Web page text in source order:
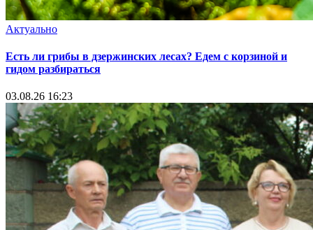
Актуально
Есть ли грибы в дзержинских лесах? Едем с корзиной и
гидом разбираться
03.08.26 16:23